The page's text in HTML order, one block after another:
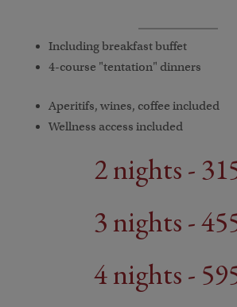
Including breakfast buffet
4-course "tentation" dinners
Aperitifs, wines, coffee included
Wellness access included
2 nights -
3 nights -
4 nights -